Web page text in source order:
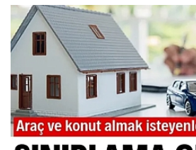
malvarlığına el konuldu